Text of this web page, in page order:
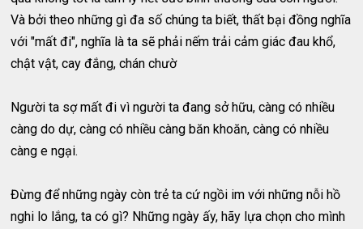
Và bởi theo những gì đa số chúng ta biết, thất bại đồng nghĩa
với "mất đi", nghĩa là ta sẽ phải nếm trải cảm giác đau khổ,
chật vật, cay đắng, chán chườ
Người ta sợ mất đi vì người ta đang sở hữu, càng có nhiều
càng do dự, càng có nhiều càng băn khoăn, càng có nhiều
càng e ngại.
Đừng để những ngày còn trẻ ta cứ ngồi im với những nỗi hồ
nghi lo lắng, ta có gì? Những ngày ấy, hãy lựa chọn cho mình